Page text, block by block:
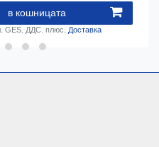
в кошницата
GES. ДДС. плюс. Доставка